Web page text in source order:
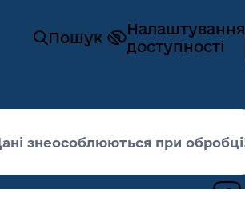
Пошук
Налаштування
доступності